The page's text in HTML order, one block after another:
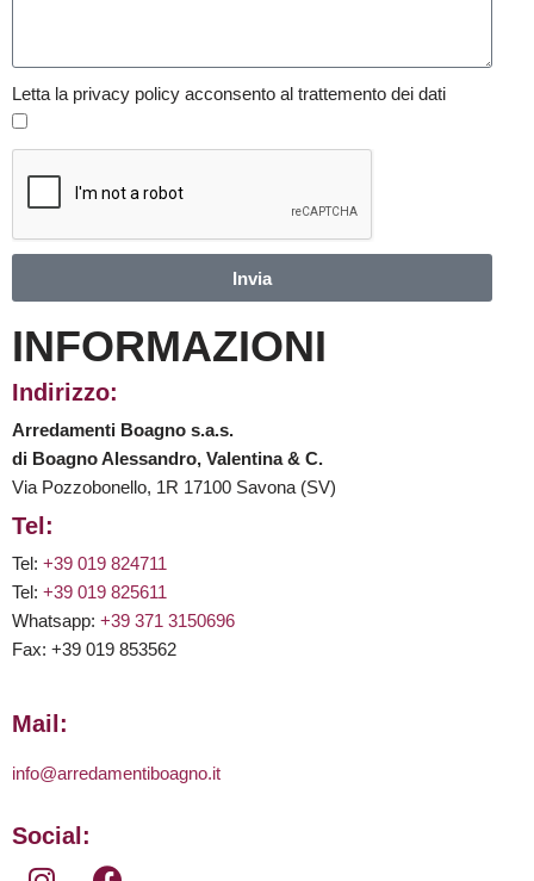
Letta la privacy policy acconsento al trattemento dei dati
Invia
INFORMAZIONI
Indirizzo:
Arredamenti Boagno s.a.s.
di Boagno Alessandro, Valentina & C.
Via Pozzobonello, 1R 17100 Savona (SV)
Tel:
Tel: +39 019 824711
Tel: +39 019 825611
Whatsapp: +39 371 3150696
Fax: +39 019 853562
Mail:
info@arredamentiboagno.it
Social: